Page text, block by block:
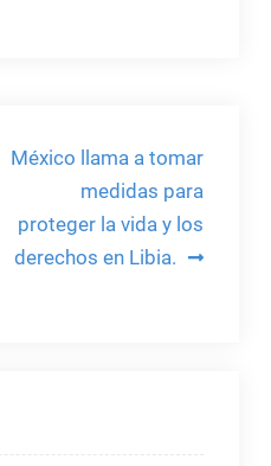
México llama a tomar
medidas para
proteger la vida y los
derechos en Libia.